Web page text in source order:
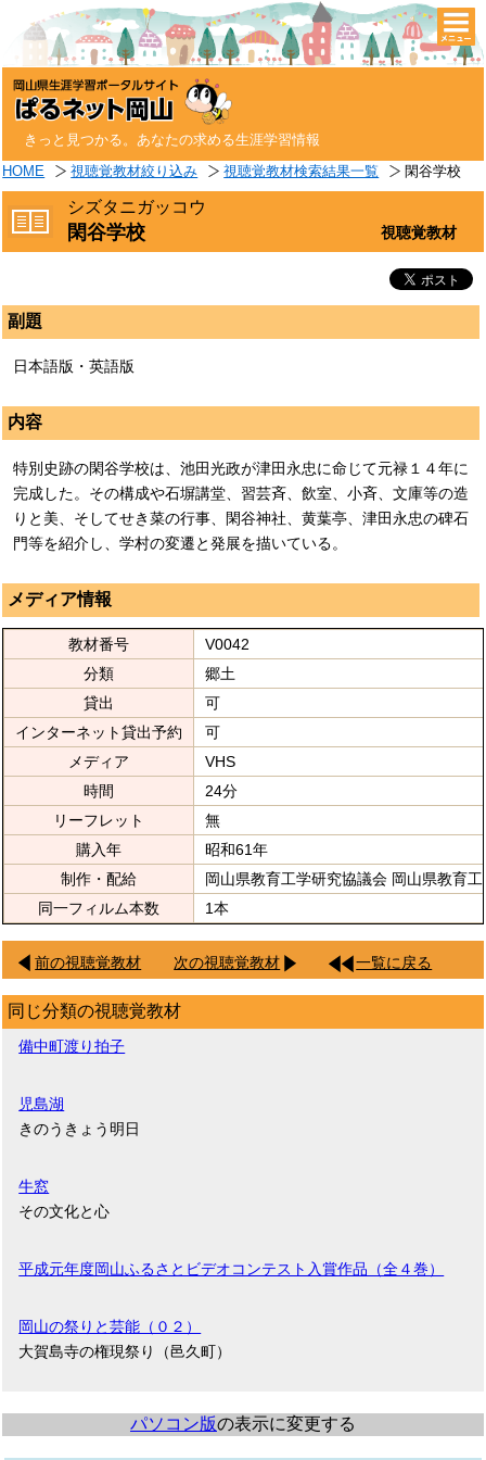
きっと見つかる。あなたの求める生涯学習情報
HOME 視聴覚教材絞り込み 視聴覚教材検索結果一覧 閑谷学校
シズタニガッコウ
閑谷学校 視聴覚教材
副題
日本語版・英語版
内容
特別史跡の閑谷学校は、池田光政が津田永忠に命じて元禄１４年に
完成した。その構成や石塀講堂、習芸斉、飲室、小斉、文庫等の造
りと美、そしてせき菜の行事、閑谷神社、黄葉亭、津田永忠の碑石
門等を紹介し、学村の変遷と発展を描いている。
メディア情報
教材番号
V0042
分類
郷土
貸出
可
インターネット貸出予約
可
メディア
VHS
時間
24分
リーフレット
無
購入年
昭和61年
制作・配給
岡山県教育工学研究協議会 岡山県教育
同一フィルム本数
1本
前の視聴覚教材 次の視聴覚教材 一覧に戻る
同じ分類の視聴覚教材
備中町渡り拍子
児島湖
きのうきょう明日
牛窓
その文化と心
平成元年度岡山ふるさとビデオコンテスト入賞作品（全４巻）
岡山の祭りと芸能（０２）
大賀島寺の権現祭り（邑久町）
パソコン版の表示に変更する